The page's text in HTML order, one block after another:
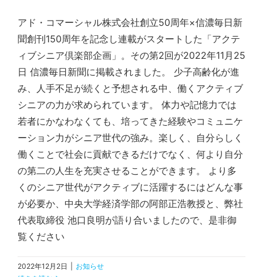
アド・コマーシャル株式会社創立50周年×信濃毎日新
聞創刊150周年を記念し連載がスタートした「アクテ
ィブシニア倶楽部企画」。その第2回が2022年11月25
日 信濃毎日新聞に掲載されました。 少子高齢化が進
み、人手不足が続くと予想される中、働くアクティブ
シニアの力が求められています。 体力や記憶力では
若者にかなわなくても、培ってきた経験やコミュニケ
ーション力がシニア世代の強み。楽しく、自分らしく
働くことで社会に貢献できるだけでなく、何より自分
の第二の人生を充実させることができます。 より多
くのシニア世代がアクティブに活躍するにはどんな事
が必要か、中央大学経済学部の阿部正浩教授と、弊社
代表取締役 池口良明が語り合いましたので、是非御
覧ください
2022年12月2日
お知らせ